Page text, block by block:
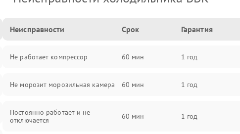
Неисправности Срок Гарантия
Не работает компрессор 60 мин 1 год
Не морозит морозильная камера 60 мин 1 год
Постоянно работает и не
отключается
60 мин 1 год